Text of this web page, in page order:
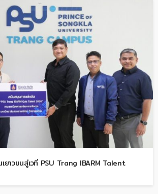
ยาวชนสู่เวที PSU Trang IBARM Talent